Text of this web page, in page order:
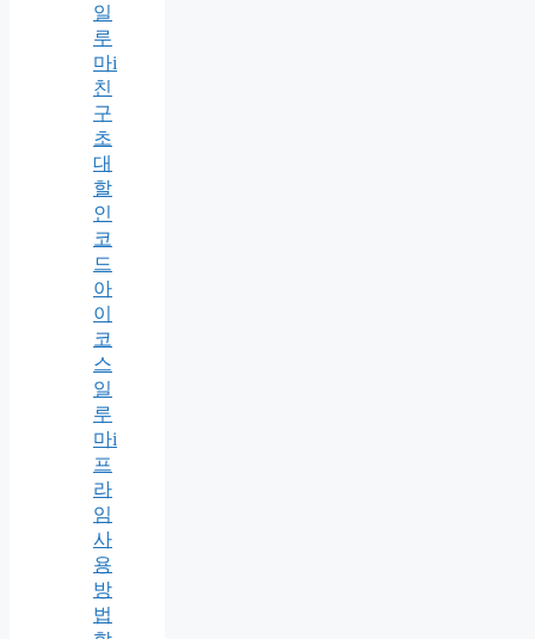
일
루
마i
친
구
초
대
할
인
코
드
아
이
코
스
일
루
마i
프
라
임
사
용
방
법